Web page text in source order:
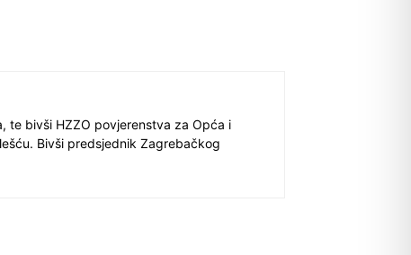
te bivši HZZO povjerenstva za Opća i
Bivši predsjednik Zagrebačkog